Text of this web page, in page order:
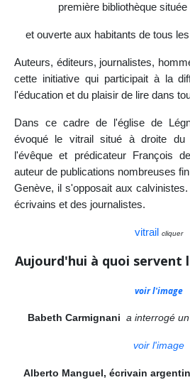
première bibliothèque
et ouverte aux habitants de tous
Auteurs, éditeurs, journalistes,
cette initiative qui participait à la
l'éducation et du plaisir de lire dans
Dans ce cadre de l'église de
évoqué le vitrail situé à droite du
l'évêque et prédicateur François
auteur de publications nombreuses
Genève, il s'opposait aux
écrivains et des journalistes.
vitrail cliquer
Aujourd'hui à quoi servent
voir l'image
Babeth Carmignani a interrogé
voir l'image
Alberto Manguel, écrivain argentin